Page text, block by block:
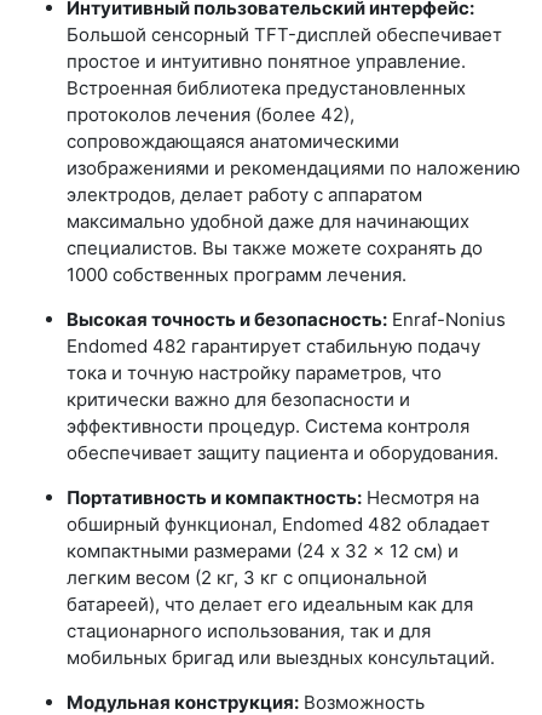
Интуитивный пользовательский интерфейс:
Большой сенсорный TFT-дисплей обеспечивает
простое и интуитивно понятное управление.
Встроенная библиотека предустановленных
протоколов лечения (более 42),
сопровождающаяся анатомическими
изображениями и рекомендациями по наложению
электродов, делает работу с аппаратом
максимально удобной даже для начинающих
специалистов. Вы также можете сохранять до
1000 собственных программ лечения.
Высокая точность и безопасность: Enraf-Nonius
Endomed 482 гарантирует стабильную подачу
тока и точную настройку параметров, что
критически важно для безопасности и
эффективности процедур. Система контроля
обеспечивает защиту пациента и оборудования.
Портативность и компактность: Несмотря на
обширный функционал, Endomed 482 обладает
компактными размерами (24 x 32 x 12 см) и
легким весом (2 кг, 3 кг с опциональной
батареей), что делает его идеальным как для
стационарного использования, так и для
мобильных бригад или выездных консультаций.
Модульная конструкция: Возможность